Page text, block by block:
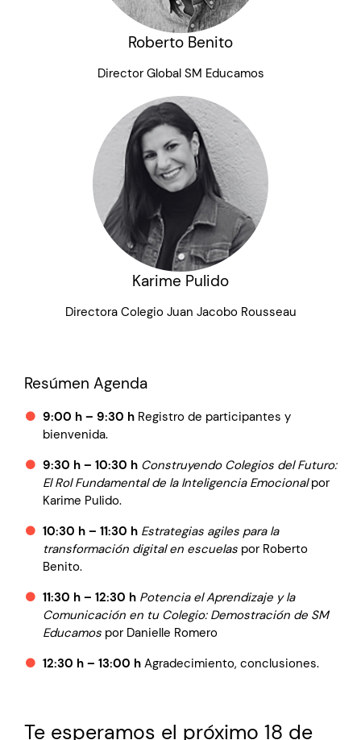
Roberto Benito
Director Global SM Educamos
Karime Pulido
Directora Colegio Juan Jacobo Rousseau
Resúmen Agenda
9:00 h – 9:30 h Registro de participantes y
bienvenida.
9:30 h – 10:30 h Construyendo Colegios del Futuro:
El Rol Fundamental de la Inteligencia Emocionalpor
Karime Pulido.
10:30 h – 11:30 h Estrategias agiles para la
transformación digital en escuelas por Roberto
Benito.
11:30 h – 12:30 h Potencia el Aprendizaje y la
Comunicación en tu Colegio: Demostración de SM
Educamos por Danielle Romero
12:30 h – 13:00 h Agradecimiento, conclusiones.
Te esperamos el próximo 18 de